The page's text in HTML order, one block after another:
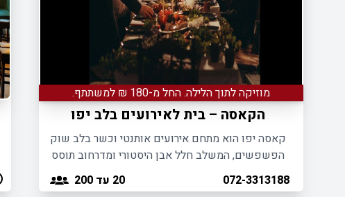
מוזיקה לתוך הלילה. החל מ-180 ₪ למשתתף.
הקאסה – בית לאירועים בלב יפו
קאסה יפו הוא מתחם אירועים אותנטי וכשר בלב שוק
הפשפשים, המשלב חלל אבן היסטורי ומדרחוב תוסס
לחגיגות בלתי נשכחות.
072-3313188
20 עד 200